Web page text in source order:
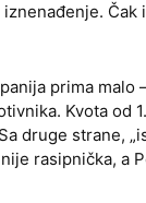
prima
Kvota od
druge strane,
rasipnička, a